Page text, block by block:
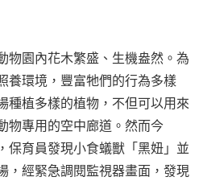
物園內花木繁盛、生機盎然。為
養環境，豐富牠們的行為多樣
種植多樣的植物，不但可以用來
物專用的空中廊道。然而今
保育員發現小食蟻獸「黑妞」並
，經緊急調閱監視器畫面，發現